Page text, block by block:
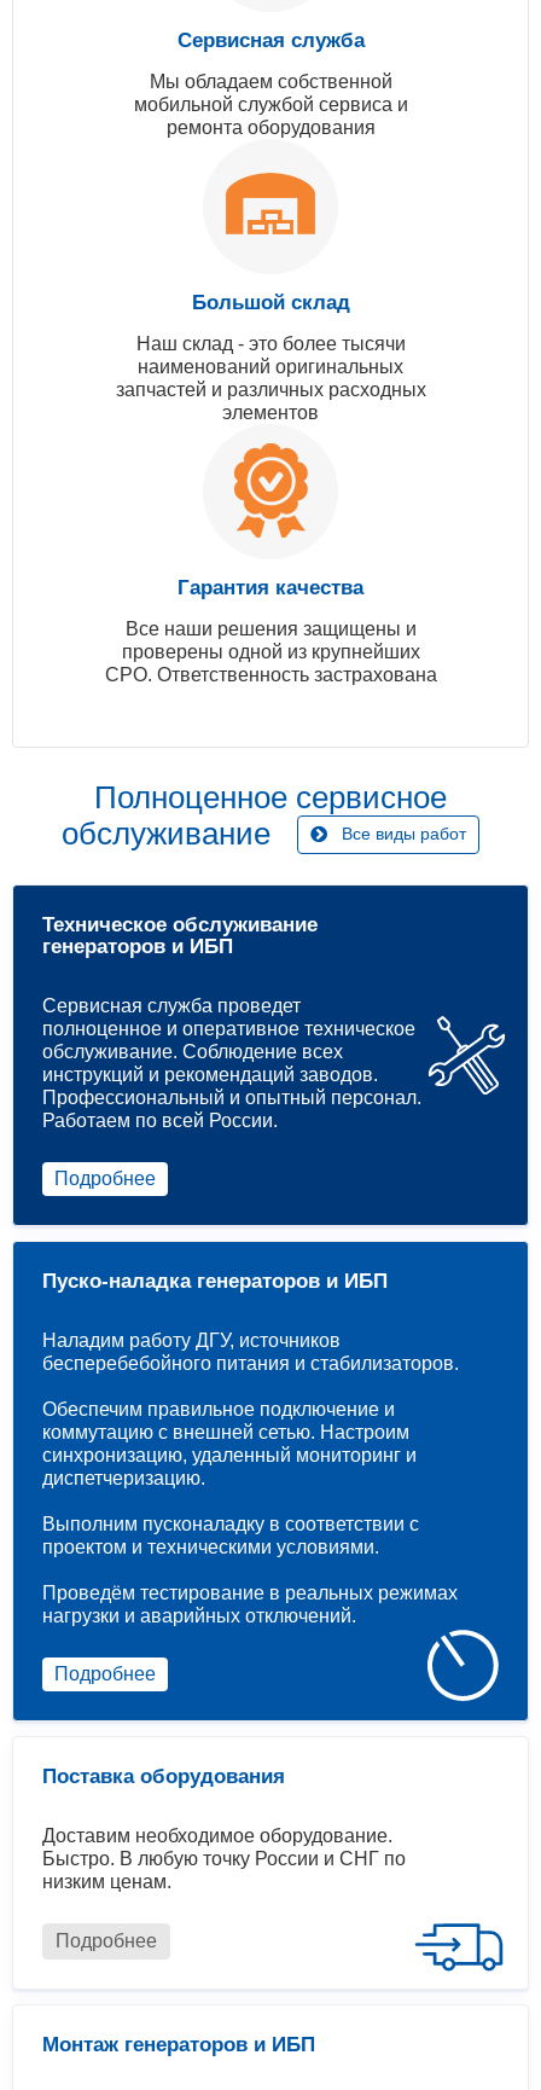
Сервисная служба
Мы обладаем собственной
мобильной службой сервиса и
ремонта оборудования
Большой склад
Наш склад - это более тысячи
наименований оригинальных
запчастей и различных расходных
элементов
Гарантия качества
Все наши решения защищены и
проверены одной из крупнейших
СРО. Ответственность застрахована
Полноценное сервисное
обслуживание
Все виды работ
Техническое обслуживание
генераторов и ИБП
Сервисная служба проведет
полноценное и оперативное техническое
обслуживание. Соблюдение всех
инструкций и рекомендаций заводов.
Профессиональный и опытный персонал.
Работаем по всей России.
Подробнее
Поставка оборудования
Доставим необходимое оборудование.
Быстро. В любую точку России и СНГ по
низким ценам.
Подробнее
Монтаж генераторов и ИБП
Пуско-наладка генераторов и ИБП
Наладим работу ДГУ, источников
бесперебебойного питания и стабилизаторов.
Обеспечим правильное подключение и
коммутацию с внешней сетью. Настроим
синхронизацию, удаленный мониторинг и
диспетчеризацию.
Выполним пусконаладку в соответствии с
проектом и техническими условиями.
Проведём тестирование в реальных режимах
нагрузки и аварийных отключений.
Подробнее